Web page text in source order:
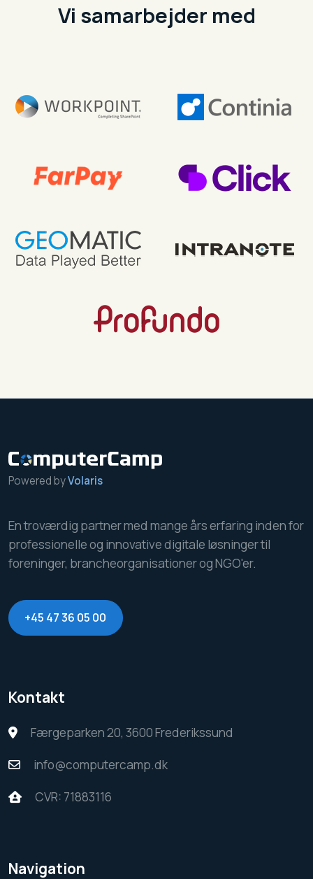
Vi samarbejder med
Powered byVolaris
En troværdig partner med mange års erfaring inden for
professionelle og innovative digitale løsninger til
foreninger, brancheorganisationer og NGO'er.
+45 47 36 05 00
Kontakt
Færgeparken 20, 3600 Frederikssund
info@computercamp.dk
CVR: 71883116
Navigation